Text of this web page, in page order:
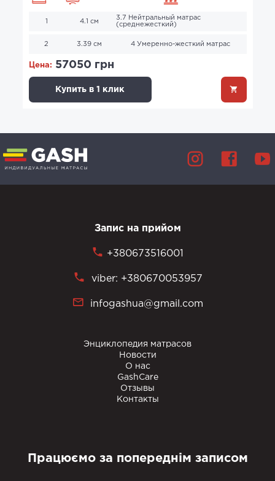
1 4.1 см
3.7 Нейтральный матрас
(среднежесткий)
2 3.39 см 4 Умеренно-жесткий матрас
Цена: 57050 грн
Купить в 1 клик
Запис на прийом
+380673516001
viber: +380670053957
infogashua@gmail.com
Энциклопедия матрасов
Новости
О нас
GashCare
Отзывы
Контакты
Працюємо за попереднім записом